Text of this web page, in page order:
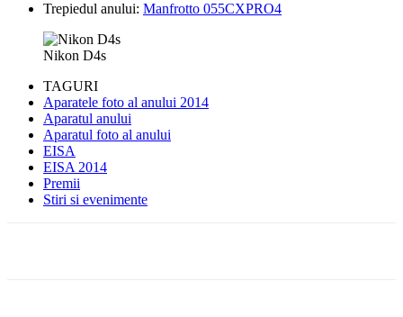
Trepiedul anului: Manfrotto 055CXPRO4
Nikon D4s
TAGURI
Aparatele foto al anului 2014
Aparatul anului
Aparatul foto al anului
EISA
EISA 2014
Premii
Stiri si evenimente